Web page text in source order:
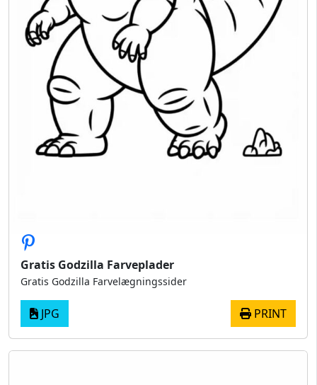
Gratis Godzilla Farveplader
Gratis Godzilla Farvelægningssider
JPG PRINT